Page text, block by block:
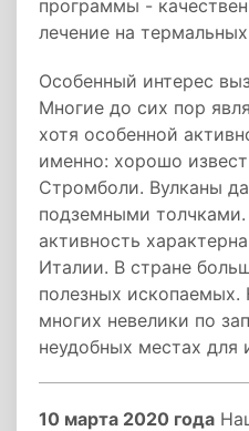
программы -
лечение на
Особенный интерес
Многие до сих пор
хотя особенной
именно: хорошо
Стромболи. Вулканы
подземными
активность
Италии. В стране
полезных
многих невелики по
неудобных местах для
10 марта 2020 года